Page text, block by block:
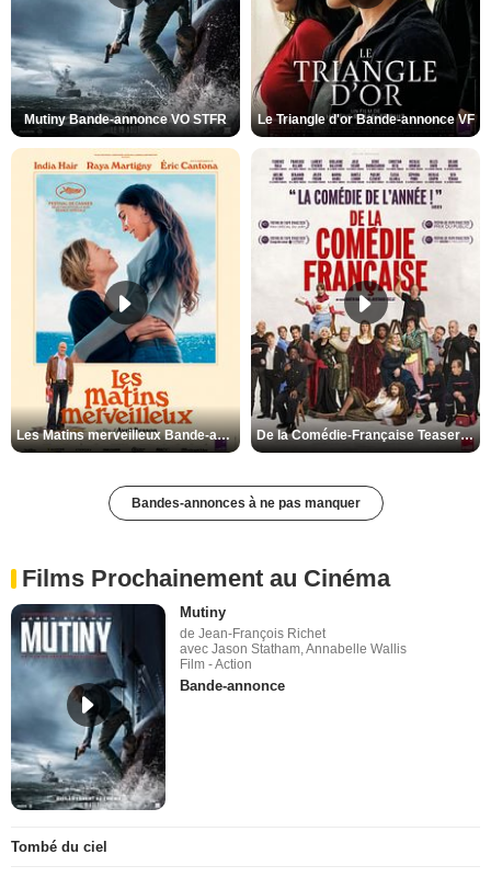
Mutiny Bande-annonce VO STFR Le Triangle d'or Bande-annonce VF
Les Matins merveilleux Bande-annonce VF De la Comédie-Française Teaser VF
Bandes-annonces à ne pas manquer
Films Prochainement au Cinéma
Mutiny
de Jean-François Richet
avec Jason Statham, Annabelle Wallis
Film - Action
Bande-annonce
Tombé du ciel